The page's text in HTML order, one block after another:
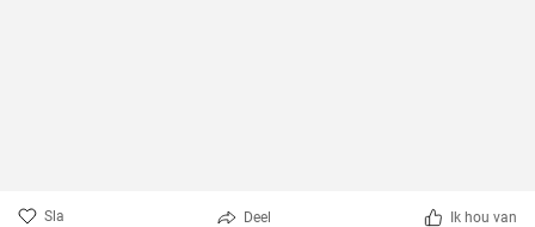
Sla Deel Ik hou van